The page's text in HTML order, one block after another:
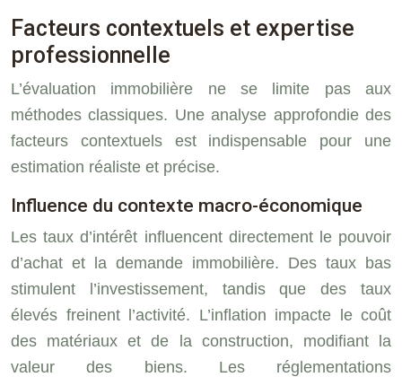
Facteurs contextuels et expertise
professionnelle
L’évaluation immobilière ne se limite pas aux
méthodes classiques. Une analyse approfondie des
facteurs contextuels est indispensable pour une
estimation réaliste et précise.
Influence du contexte macro-économique
Les taux d’intérêt influencent directement le pouvoir
d’achat et la demande immobilière. Des taux bas
stimulent l’investissement, tandis que des taux
élevés freinent l’activité. L’inflation impacte le coût
des matériaux et de la construction, modifiant la
valeur des biens. Les réglementations